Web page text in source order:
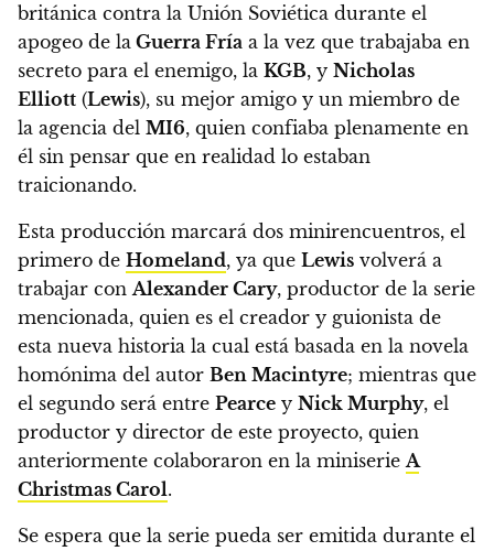
británica contra la Unión Soviética durante el
apogeo de la Guerra Fría a la vez que trabajaba en
secreto para el enemigo, la KGB, y Nicholas
Elliott (Lewis), su mejor amigo y un miembro de
la agencia del MI6, quien confiaba plenamente en
él sin pensar que en realidad lo estaban
traicionando.
Esta producción marcará dos minirencuentros, el
primero de Homeland, ya que Lewis volverá a
trabajar con Alexander Cary, productor de la serie
mencionada, quien es el creador y guionista de
esta nueva historia la cual está basada en la novela
homónima del autor Ben Macintyre; mientras que
el segundo será entre Pearce y Nick Murphy, el
productor y director de este proyecto, quien
anteriormente colaboraron en la miniserie A
Christmas Carol.
Se espera que la serie pueda ser emitida durante el